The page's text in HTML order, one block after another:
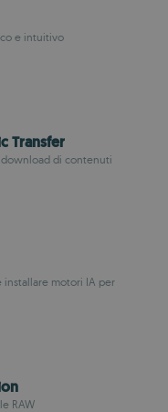
e intuitivo
Transfer
di contenuti
installare motori IA per
RAW